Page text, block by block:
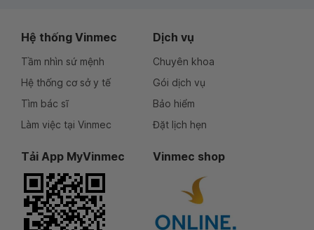
Hệ thống Vinmec
Tầm nhìn sứ mệnh
Hệ thống cơ sở y tế
Tìm bác sĩ
Làm việc tại Vinmec
Dịch vụ
Chuyên khoa
Gói dịch vụ
Bảo hiểm
Đặt lịch hẹn
Tải App MyVinmec Vinmec shop